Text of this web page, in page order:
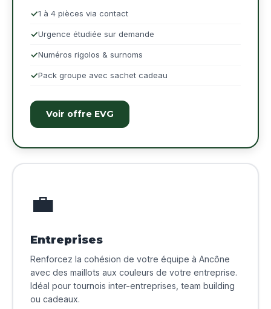
1 à 4 pièces via contact
Urgence étudiée sur demande
Numéros rigolos & surnoms
Pack groupe avec sachet cadeau
Voir offre EVG
💼
Entreprises
Renforcez la cohésion de votre équipe à Ancône
avec des maillots aux couleurs de votre entreprise.
Idéal pour tournois inter-entreprises, team building
ou cadeaux.